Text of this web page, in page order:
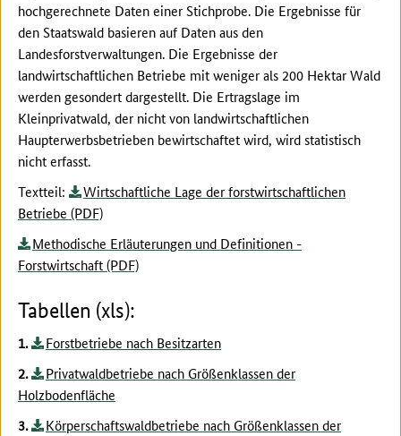
hochgerechnete Daten einer Stichprobe. Die Ergebnisse für
den Staatswald basieren auf Daten aus den
Landesforstverwaltungen. Die Ergebnisse der
landwirtschaftlichen Betriebe mit weniger als 200 Hektar Wald
werden gesondert dargestellt. Die Ertragslage im
Kleinprivatwald, der nicht von landwirtschaftlichen
Haupterwerbsbetrieben bewirtschaftet wird, wird statistisch
nicht erfasst.
Textteil:
Wirtschaftliche Lage der forstwirtschaftlichen
Betriebe (PDF)
Methodische Erläuterungen und Definitionen -
Forstwirtschaft (PDF)
Tabellen (xls):
Forstbetriebe nach Besitzarten
Privatwaldbetriebe nach Größenklassen der
Holzbodenfläche
Körperschaftswaldbetriebe nach Größenklassen der